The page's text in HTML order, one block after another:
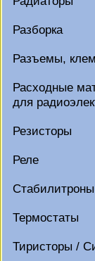
Разборка
Разъемы,
Расходные
для
Резисторы
Реле
Стабилитроны
Термостаты
Тиристоры /